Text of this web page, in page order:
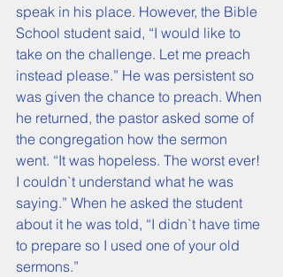
speak in his place. However, the Bible
School student said, “I would like to
take on the challenge. Let me preach
instead please.” He was persistent so
was given the chance to preach. When
he returned, the pastor asked some of
the congregation how the sermon
went. “It was hopeless. The worst ever!
I couldn`t understand what he was
saying.” When he asked the student
about it he was told, “I didn`t have time
to prepare so I used one of your old
sermons.”